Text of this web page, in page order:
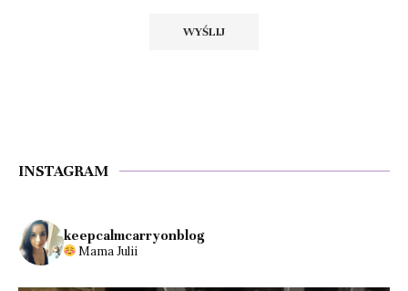
INSTAGRAM
keepcalmcarryonblog
Mama Julii